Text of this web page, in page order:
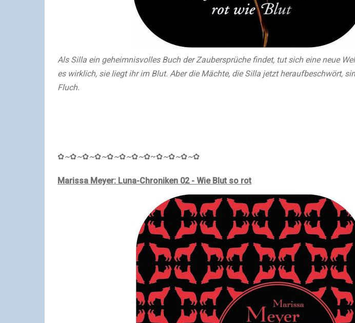
Als Silla ein geheimnisvolles Buch der Zaubersprüche findet, tut sich eine neue
es wirklich, sie liegt ihr im Blut. Aber die Mächte, die Silla jetzt heraufbeschwört,
Fluch.
✿~✿~✿~✿~✿~✿~✿~✿~✿~✿~✿~✿
Marissa Meyer: Luna-Chroniken 02 - Wie Blut so rot